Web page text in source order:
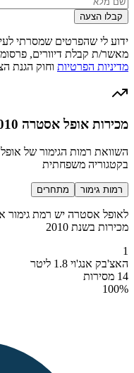
קבלו הצעה
ידוע לי שהפרטים שמסרתי
מאשר/ת קבלת דיוורים,
מדיניות הפרטיות וחוק הגנת
מכירות אופל אסטרה 2010 והשוואה למתחרים
בקטגוריה משפחתית
רמות גימור מתחרים
מכירות בשנת 2010
1
האצ'בק אנג'וי 1.8 ליטר
14 מסירות
100%